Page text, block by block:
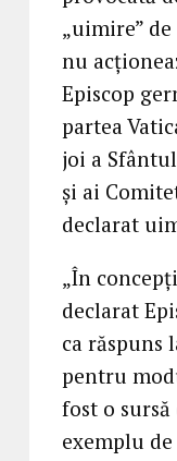
„uimire”
nu
Episcop
partea
joi a
și ai
declarat
„În
declarat
ca răspuns
pentru
fost o
exemplu